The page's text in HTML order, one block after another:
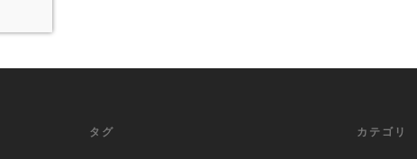
タグ カテゴリ